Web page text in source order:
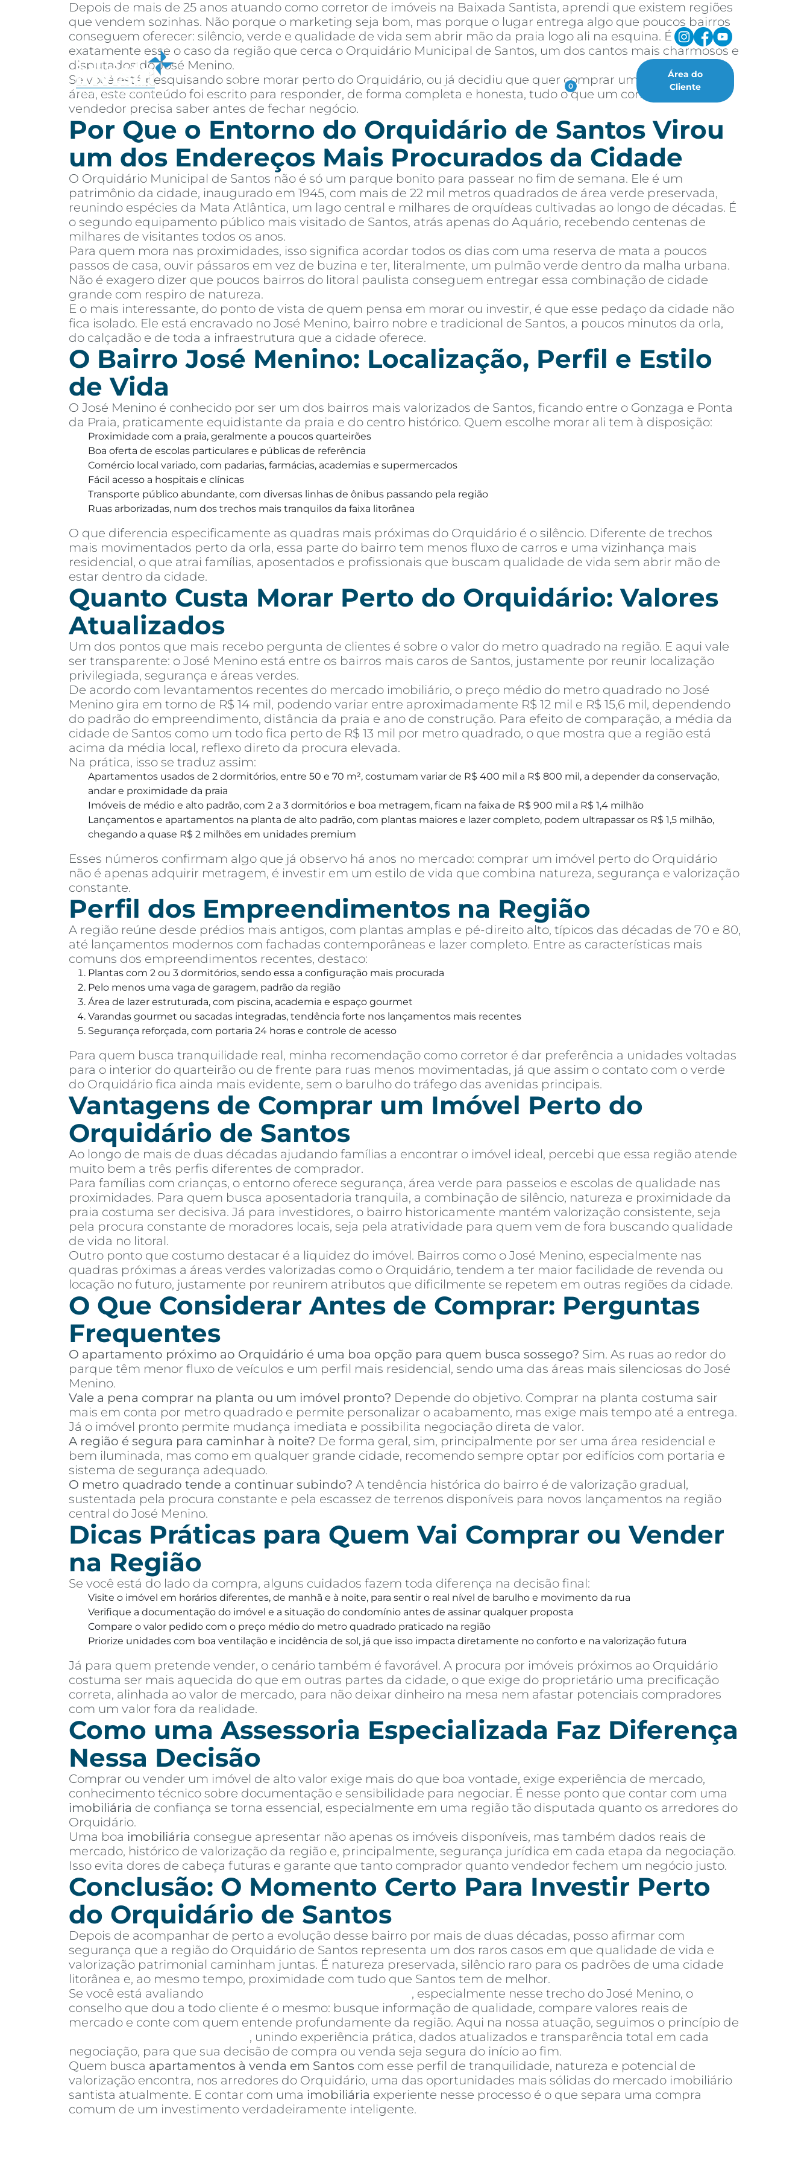
SobreComprarAlugarBlogPor Dentro da InvistaAR EducaçãoContatoFavoritos 0
Área do
Cliente
Depois de mais de 25 anos atuando como corretor de imóveis na Baixada Santista, aprendi que existem regiões
que vendem sozinhas. Não porque o marketing seja bom, mas porque o lugar entrega algo que poucos bairros
conseguem oferecer: silêncio, verde e qualidade de vida sem abrir mão da praia logo ali na esquina. É
exatamente esse o caso da região que cerca o Orquidário Municipal de Santos, um dos cantos mais charmosos e
disputados do José Menino.
Se você está pesquisando sobre morar perto do Orquidário, ou já decidiu que quer comprar um imóvel nessa
área, este conteúdo foi escrito para responder, de forma completa e honesta, tudo o que um comprador ou
vendedor precisa saber antes de fechar negócio.
Por Que o Entorno do Orquidário de Santos Virou
um dos Endereços Mais Procurados da Cidade
O Orquidário Municipal de Santos não é só um parque bonito para passear no fim de semana. Ele é um
patrimônio da cidade, inaugurado em 1945, com mais de 22 mil metros quadrados de área verde preservada,
reunindo espécies da Mata Atlântica, um lago central e milhares de orquídeas cultivadas ao longo de décadas. É
o segundo equipamento público mais visitado de Santos, atrás apenas do Aquário, recebendo centenas de
milhares de visitantes todos os anos.
Para quem mora nas proximidades, isso significa acordar todos os dias com uma reserva de mata a poucos
passos de casa, ouvir pássaros em vez de buzina e ter, literalmente, um pulmão verde dentro da malha urbana.
Não é exagero dizer que poucos bairros do litoral paulista conseguem entregar essa combinação de cidade
grande com respiro de natureza.
E o mais interessante, do ponto de vista de quem pensa em morar ou investir, é que esse pedaço da cidade não
fica isolado. Ele está encravado no José Menino, bairro nobre e tradicional de Santos, a poucos minutos da orla,
do calçadão e de toda a infraestrutura que a cidade oferece.
O Bairro José Menino: Localização, Perfil e Estilo
de Vida
O José Menino é conhecido por ser um dos bairros mais valorizados de Santos, ficando entre o Gonzaga e Ponta
da Praia, praticamente equidistante da praia e do centro histórico. Quem escolhe morar ali tem à disposição:
Proximidade com a praia, geralmente a poucos quarteirões
Boa oferta de escolas particulares e públicas de referência
Comércio local variado, com padarias, farmácias, academias e supermercados
Fácil acesso a hospitais e clínicas
Transporte público abundante, com diversas linhas de ônibus passando pela região
Ruas arborizadas, num dos trechos mais tranquilos da faixa litorânea
O que diferencia especificamente as quadras mais próximas do Orquidário é o silêncio. Diferente de trechos
mais movimentados perto da orla, essa parte do bairro tem menos fluxo de carros e uma vizinhança mais
residencial, o que atrai famílias, aposentados e profissionais que buscam qualidade de vida sem abrir mão de
estar dentro da cidade.
Quanto Custa Morar Perto do Orquidário: Valores
Atualizados
Um dos pontos que mais recebo pergunta de clientes é sobre o valor do metro quadrado na região. E aqui vale
ser transparente: o José Menino está entre os bairros mais caros de Santos, justamente por reunir localização
privilegiada, segurança e áreas verdes.
De acordo com levantamentos recentes do mercado imobiliário, o preço médio do metro quadrado no José
Menino gira em torno de R$ 14 mil, podendo variar entre aproximadamente R$ 12 mil e R$ 15,6 mil, dependendo
do padrão do empreendimento, distância da praia e ano de construção. Para efeito de comparação, a média da
cidade de Santos como um todo fica perto de R$ 13 mil por metro quadrado, o que mostra que a região está
acima da média local, reflexo direto da procura elevada.
Na prática, isso se traduz assim:
Apartamentos usados de 2 dormitórios, entre 50 e 70 m², costumam variar de R$ 400 mil a R$ 800 mil, a depender da conservação,
andar e proximidade da praia
Imóveis de médio e alto padrão, com 2 a 3 dormitórios e boa metragem, ficam na faixa de R$ 900 mil a R$ 1,4 milhão
Lançamentos e apartamentos na planta de alto padrão, com plantas maiores e lazer completo, podem ultrapassar os R$ 1,5 milhão,
chegando a quase R$ 2 milhões em unidades premium
Esses números confirmam algo que já observo há anos no mercado: comprar um imóvel perto do Orquidário
não é apenas adquirir metragem, é investir em um estilo de vida que combina natureza, segurança e valorização
constante.
Perfil dos Empreendimentos na Região
A região reúne desde prédios mais antigos, com plantas amplas e pé-direito alto, típicos das décadas de 70 e 80,
até lançamentos modernos com fachadas contemporâneas e lazer completo. Entre as características mais
comuns dos empreendimentos recentes, destaco:
Plantas com 2 ou 3 dormitórios, sendo essa a configuração mais procurada
Pelo menos uma vaga de garagem, padrão da região
Área de lazer estruturada, com piscina, academia e espaço gourmet
Varandas gourmet ou sacadas integradas, tendência forte nos lançamentos mais recentes
Segurança reforçada, com portaria 24 horas e controle de acesso
Para quem busca tranquilidade real, minha recomendação como corretor é dar preferência a unidades voltadas
para o interior do quarteirão ou de frente para ruas menos movimentadas, já que assim o contato com o verde
do Orquidário fica ainda mais evidente, sem o barulho do tráfego das avenidas principais.
Vantagens de Comprar um Imóvel Perto do
Orquidário de Santos
Ao longo de mais de duas décadas ajudando famílias a encontrar o imóvel ideal, percebi que essa região atende
muito bem a três perfis diferentes de comprador.
Para famílias com crianças, o entorno oferece segurança, área verde para passeios e escolas de qualidade nas
proximidades. Para quem busca aposentadoria tranquila, a combinação de silêncio, natureza e proximidade da
praia costuma ser decisiva. Já para investidores, o bairro historicamente mantém valorização consistente, seja
pela procura constante de moradores locais, seja pela atratividade para quem vem de fora buscando qualidade
de vida no litoral.
Outro ponto que costumo destacar é a liquidez do imóvel. Bairros como o José Menino, especialmente nas
quadras próximas a áreas verdes valorizadas como o Orquidário, tendem a ter maior facilidade de revenda ou
locação no futuro, justamente por reunirem atributos que dificilmente se repetem em outras regiões da cidade.
O Que Considerar Antes de Comprar: Perguntas
Frequentes
O apartamento próximo ao Orquidário é uma boa opção para quem busca sossego? Sim. As ruas ao redor do
parque têm menor fluxo de veículos e um perfil mais residencial, sendo uma das áreas mais silenciosas do José
Menino.
Vale a pena comprar na planta ou um imóvel pronto? Depende do objetivo. Comprar na planta costuma sair
mais em conta por metro quadrado e permite personalizar o acabamento, mas exige mais tempo até a entrega.
Já o imóvel pronto permite mudança imediata e possibilita negociação direta de valor.
A região é segura para caminhar à noite? De forma geral, sim, principalmente por ser uma área residencial e
bem iluminada, mas como em qualquer grande cidade, recomendo sempre optar por edifícios com portaria e
sistema de segurança adequado.
O metro quadrado tende a continuar subindo? A tendência histórica do bairro é de valorização gradual,
sustentada pela procura constante e pela escassez de terrenos disponíveis para novos lançamentos na região
central do José Menino.
Dicas Práticas para Quem Vai Comprar ou Vender
na Região
Se você está do lado da compra, alguns cuidados fazem toda diferença na decisão final:
Visite o imóvel em horários diferentes, de manhã e à noite, para sentir o real nível de barulho e movimento da rua
Verifique a documentação do imóvel e a situação do condomínio antes de assinar qualquer proposta
Compare o valor pedido com o preço médio do metro quadrado praticado na região
Priorize unidades com boa ventilação e incidência de sol, já que isso impacta diretamente no conforto e na valorização futura
Já para quem pretende vender, o cenário também é favorável. A procura por imóveis próximos ao Orquidário
costuma ser mais aquecida do que em outras partes da cidade, o que exige do proprietário uma precificação
correta, alinhada ao valor de mercado, para não deixar dinheiro na mesa nem afastar potenciais compradores
com um valor fora da realidade.
Como uma Assessoria Especializada Faz Diferença
Nessa Decisão
Comprar ou vender um imóvel de alto valor exige mais do que boa vontade, exige experiência de mercado,
conhecimento técnico sobre documentação e sensibilidade para negociar. É nesse ponto que contar com uma
imobiliária de confiança se torna essencial, especialmente em uma região tão disputada quanto os arredores do
Orquidário.
Uma boa imobiliária consegue apresentar não apenas os imóveis disponíveis, mas também dados reais de
mercado, histórico de valorização da região e, principalmente, segurança jurídica em cada etapa da negociação.
Isso evita dores de cabeça futuras e garante que tanto comprador quanto vendedor fechem um negócio justo.
Conclusão: O Momento Certo Para Investir Perto
do Orquidário de Santos
Depois de acompanhar de perto a evolução desse bairro por mais de duas décadas, posso afirmar com
segurança que a região do Orquidário de Santos representa um dos raros casos em que qualidade de vida e
valorização patrimonial caminham juntas. É natureza preservada, silêncio raro para os padrões de uma cidade
litorânea e, ao mesmo tempo, proximidade com tudo que Santos tem de melhor.
Se você está avaliando
, especialmente nesse trecho do José Menino, o
conselho que dou a todo cliente é o mesmo: busque informação de qualidade, compare valores reais de
mercado e conte com quem entende profundamente da região. Aqui na nossa atuação, seguimos o princípio de
, unindo experiência prática, dados atualizados e transparência total em cada
negociação, para que sua decisão de compra ou venda seja segura do início ao fim.
Quem busca apartamentos à venda em Santos com esse perfil de tranquilidade, natureza e potencial de
valorização encontra, nos arredores do Orquidário, uma das oportunidades mais sólidas do mercado imobiliário
santista atualmente. E contar com uma imobiliária experiente nesse processo é o que separa uma compra
comum de um investimento verdadeiramente inteligente.